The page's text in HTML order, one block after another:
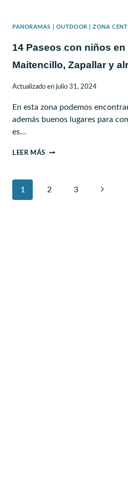
PANORAMAS OUTDOOR |ZONA
14 Paseos con niños en
Maitencillo, Zapallar y
Actualizado en julio 31, 2024
En esta zona podemos
además buenos lugares para
es…
LEER MÁS 14
NIÑOS
Navegación
de
1 2 3 Siguiente